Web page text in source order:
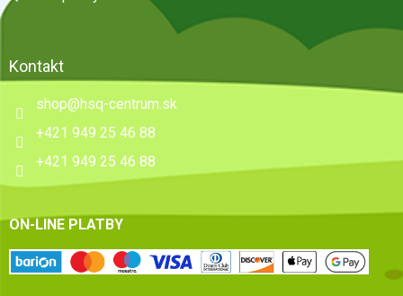
Kontakt
shop@hsq-centrum.sk
+421 949 25 46 88
+421 949 25 46 88
ON-LINE PLATBY